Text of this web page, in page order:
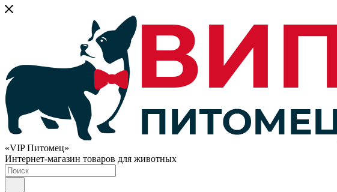
«VIP Питомец»
Интернет-магазин товаров для животных